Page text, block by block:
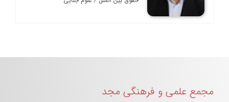
مجمع علمی و فرهنگی مجد